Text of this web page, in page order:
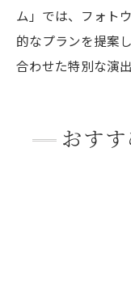
ム」では、フォト
的なプランを提案
合わせた特別な演
おす